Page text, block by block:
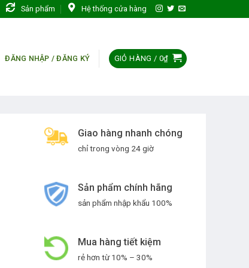
Sản phẩm Hệ thống cửa hàng
ĐĂNG NHẬP / ĐĂNG KÝ GIỎ HÀNG / 0₫
Giao hàng nhanh chóng
chỉ trong vòng 24 giờ
Sản phẩm chính hãng
sản phẩm nhập khẩu 100%
Mua hàng tiết kiệm
rẻ hơn từ 10% – 30%